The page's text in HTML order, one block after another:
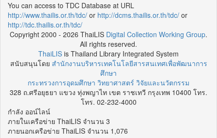
You can access to TDC Database at URL
http://www.thailis.or.th/tdc/ or http://dcms.thailis.or.th/tdc/ or
http://tdc.thailis.or.th/tdc/
Copyright 2000 - 2026 ThaiLIS Digital Collection Working Group.
All rights reserved.
ThaiLIS is Thailand Library Integrated System
สนับสนุนโดย สำนักงานบริหารเทคโนโลยีสารสนเทศเพื่อพัฒนาการ
ศึกษา
กระทรวงการอุดมศึกษา วิทยาศาสตร์ วิจัยและนวัตกรรม
328 ถ.ศรีอยุธยา แขวง ทุ่งพญาไท เขต ราชเทวี กรุงเทพ 10400 โทร.
โทร. 02-232-4000
กำลัง ออน์ไลน์
ภายในเครือข่าย ThaiLIS จำนวน 3
ภายนอกเครือข่าย ThaiLIS จำนวน 1,076